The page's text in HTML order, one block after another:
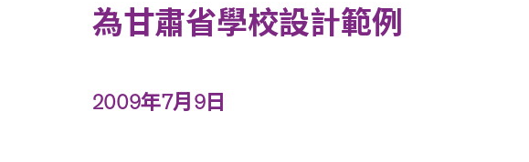
為甘肅省學校設計範例
2009年7月9日